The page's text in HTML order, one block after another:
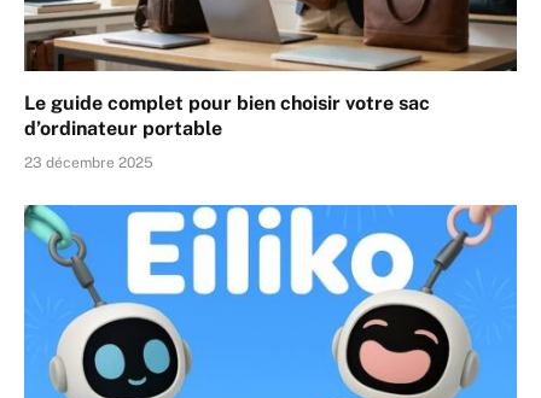
Le guide complet pour bien choisir votre sac
d’ordinateur portable
23 décembre 2025